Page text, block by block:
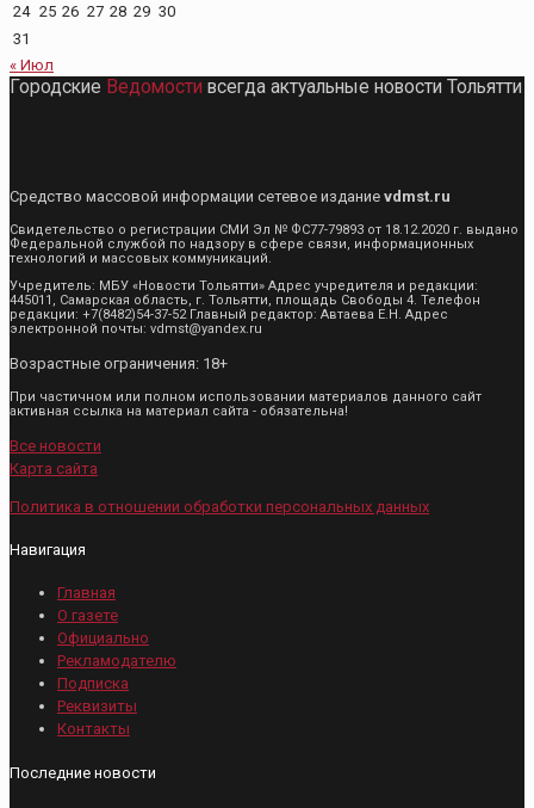
24 25 26 27 28 29 30
31
« Июл
Городские Ведомости всегда актуальные новости Тольятти
Средство массовой информации сетевое издание vdmst.ru
Свидетельство о регистрации СМИ Эл № ФС77-79893 от 18.12.2020 г. выдано
Федеральной службой по надзору в сфере связи, информационных
технологий и массовых коммуникаций.
Учредитель: МБУ «Новости Тольятти» Адрес учредителя и редакции:
445011, Самарская область, г. Тольятти, площадь Свободы 4. Телефон
редакции: +7(8482)54-37-52 Главный редактор: Автаева Е.Н. Адрес
электронной почты: vdmst@yandex.ru
Возрастные ограничения: 18+
При частичном или полном использовании материалов данного сайт
активная ссылка на материал сайта - обязательна!
Все новости
Карта сайта
Политика в отношении обработки персональных данных
Навигация
Главная
О газете
Официально
Рекламодателю
Подписка
Реквизиты
Контакты
Последние новости